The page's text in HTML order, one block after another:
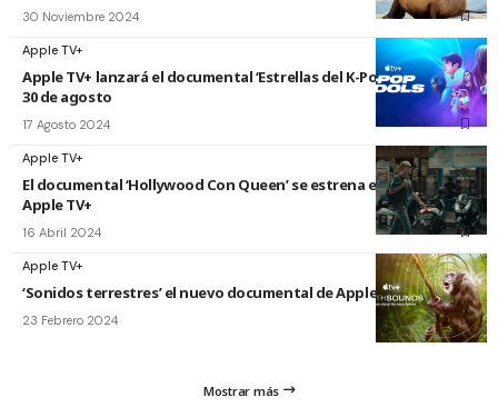
30 Noviembre 2024
Apple TV+
Apple TV+ lanzará el documental ‘Estrellas del K-Pop’ el próximo
30 de agosto
17 Agosto 2024
Apple TV+
El documental ‘Hollywood Con Queen’ se estrena el 8 de mayo en
Apple TV+
16 Abril 2024
Apple TV+
‘Sonidos terrestres’ el nuevo documental de Apple TV+
23 Febrero 2024
Mostrar más